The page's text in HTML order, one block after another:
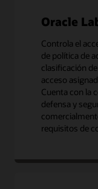
Oracle
Controla el
de política de
clasificación
acceso
Cuenta con la
defensa y
requisitos de